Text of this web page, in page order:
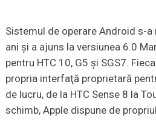
Sistemul de operare Android s-
ani şi a ajuns la versiunea 6.0
pentru HTC 10, G5 şi SGS7.
propria interfaţă proprietară
de lucru, de la HTC Sense 8 la
schimb, Apple dispune de